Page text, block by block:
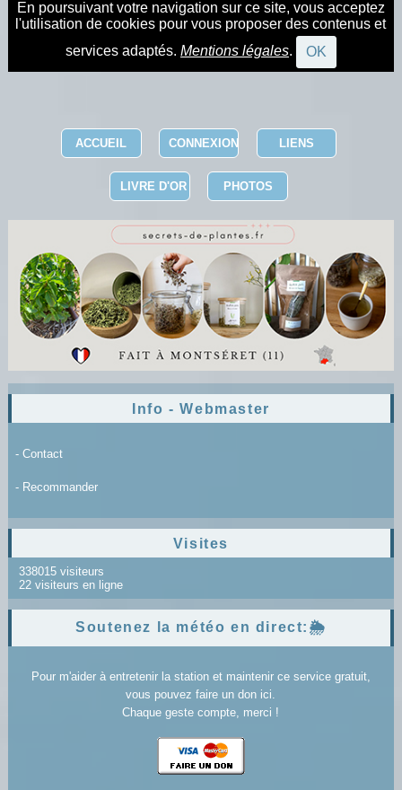
En poursuivant votre navigation sur ce site, vous acceptez
l'utilisation de cookies pour vous proposer des contenus et
services adaptés. Mentions légales. OK
ACCUEIL CONNEXION LIENS
LIVRE D'OR PHOTOS
Info - Webmaster
- Contact
- Recommander
Visites
338015 visiteurs
22 visiteurs en ligne
Soutenez la météo en direct:🌦️
Pour m'aider à entretenir la station et maintenir ce service gratuit,
vous pouvez faire un don ici.
Chaque geste compte, merci !